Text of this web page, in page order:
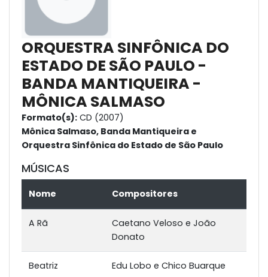
ORQUESTRA SINFÔNICA DO
ESTADO DE SÃO PAULO -
BANDA MANTIQUEIRA -
MÔNICA SALMASO
Formato(s): CD (2007)
Mônica Salmaso, Banda Mantiqueira e
Orquestra Sinfônica do Estado de São Paulo
MÚSICAS
Nome Compositores
A Rã
Caetano Veloso e João
Donato
Beatriz Edu Lobo e Chico Buarque